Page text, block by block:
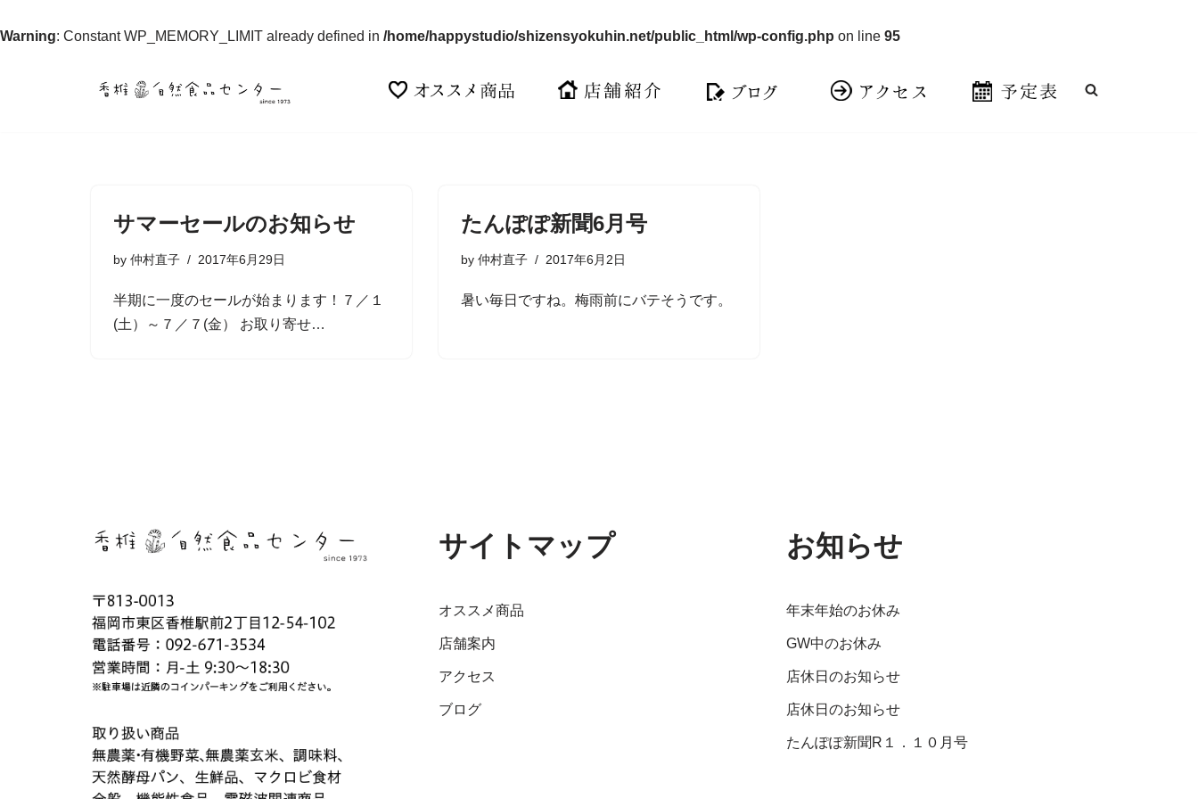
Warning: Constant WP_MEMORY_LIMIT already defined in /home/happystudio/shizensyokuhin.net/public_html/wp-config.php on line 95
サマーセールのお知らせ
by 仲村直子 2017年6月29日
半期に一度のセールが始まります！７／１
(土）～７／７(金） お取り寄せ…
たんぽぽ新聞6月号
by 仲村直子 2017年6月2日
暑い毎日ですね。梅雨前にバテそうです。
サイトマップ
オススメ商品
店舗案内
アクセス
ブログ
お知らせ
年末年始のお休み
GW中のお休み
店休日のお知らせ
店休日のお知らせ
たんぽぽ新聞R１．１０月号